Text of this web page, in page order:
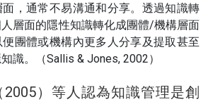
，通常不易溝通和分享。透過知識轉
層面的隱性知識轉化成團體/機構層面
團體或機構內更多人分享及提取甚至
識。（Sallis & Jones, 2002）
2005）等人認為知識管理是創